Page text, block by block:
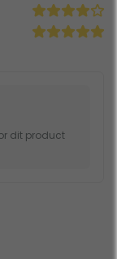
dit product